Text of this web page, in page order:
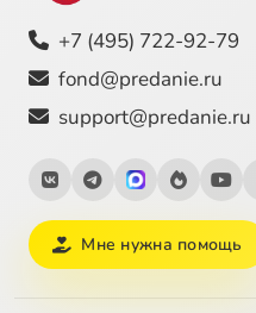
+7 (495) 722-92-79
fond@predanie.ru
support@predanie.ru
Мне нужна помощь